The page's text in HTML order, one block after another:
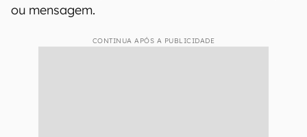
ou mensagem.
CONTINUA APÓS A PUBLICIDADE